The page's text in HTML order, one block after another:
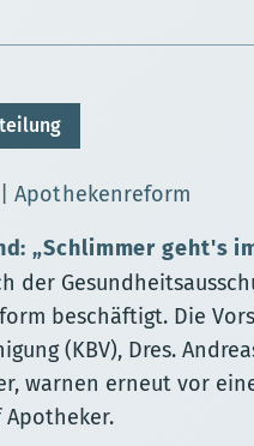
Apothekenreform
„Schlimmer geht's
der
beschäftigt. Die
(KBV), Dres.
warnen erneut vor
Apotheker.